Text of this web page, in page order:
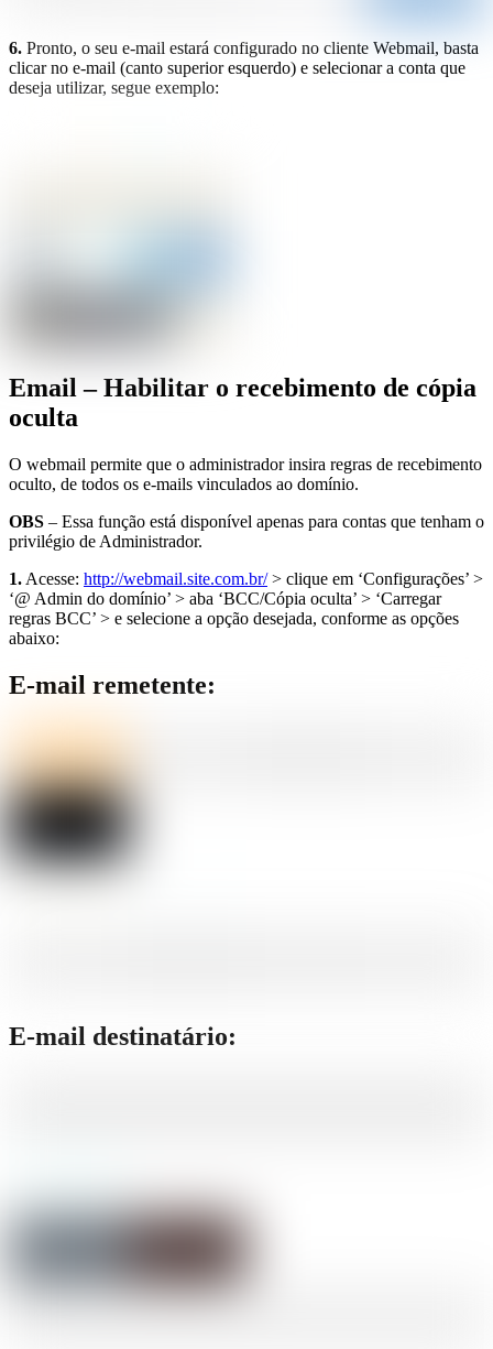
6. Pronto, o seu e-mail estará configurado no cliente Webmail, basta
clicar no e-mail (canto superior esquerdo) e selecionar a conta que
deseja utilizar, segue exemplo:
Email – Habilitar o recebimento de cópia
oculta
O webmail permite que o administrador insira regras de recebimento
oculto, de todos os e-mails vinculados ao domínio.
OBS – Essa função está disponível apenas para contas que tenham o
privilégio de Administrador.
1. Acesse: http://webmail.site.com.br/> clique em ‘Configurações’ >
‘@ Admin do domínio’ > aba ‘BCC/Cópia oculta’ > ‘Carregar
regras BCC’ > e selecione a opção desejada, conforme as opções
abaixo:
E-mail remetente:
E-mail destinatário: